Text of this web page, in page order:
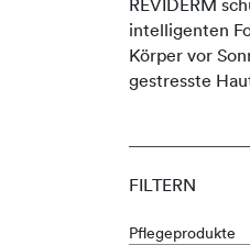
intelligenten
Körper vor
gestresste
FILTERN
Pflegeprodukte